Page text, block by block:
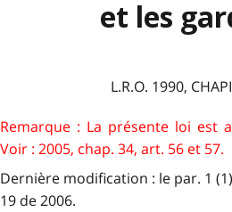
et les
L.R.O. 1990,
Remarque : La présente loi est
Voir : 2005, chap. 34, art. 56 et 57.
Dernière modification : le par. 1
19 de 2006.